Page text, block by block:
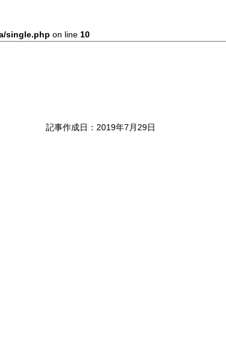
single.php on line 10
記事作成日：2019年7月29日